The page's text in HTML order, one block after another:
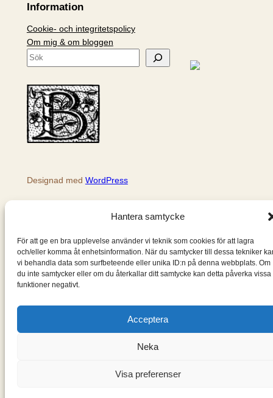
Hantera samtycke
För att ge en bra upplevelse använder vi teknik som cookies för att lagra
och/eller komma åt enhetsinformation. När du samtycker till dessa tekniker
vi behandla data som surfbeteende eller unika ID:n på denna webbplats. Om
du inte samtycker eller om du återkallar ditt samtycke kan detta påverka vissa
funktioner negativt.
Acceptera
Neka
Visa preferenser
Information
Cookie- och integritetspolicy
Om mig & om bloggen
S
k
Designad med WordPress